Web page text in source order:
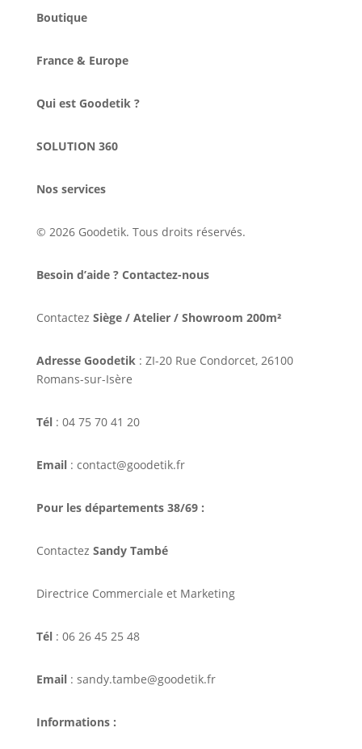
Boutique
France & Europe
Qui est Goodetik ?
SOLUTION 360
Nos services
© 2026 Goodetik. Tous droits réservés.
Besoin d’aide ? Contactez-nous
Contactez Siège / Atelier / Showroom 200m²
Adresse Goodetik: ZI-20 Rue Condorcet, 26100
Romans-sur-Isère
Tél: 04 75 70 41 20
Email: contact@goodetik.fr
Pour les départements 38/69 :
Contactez Sandy També
Directrice Commerciale et Marketing
Tél: 06 26 45 25 48
Email: sandy.tambe@goodetik.fr
Informations :